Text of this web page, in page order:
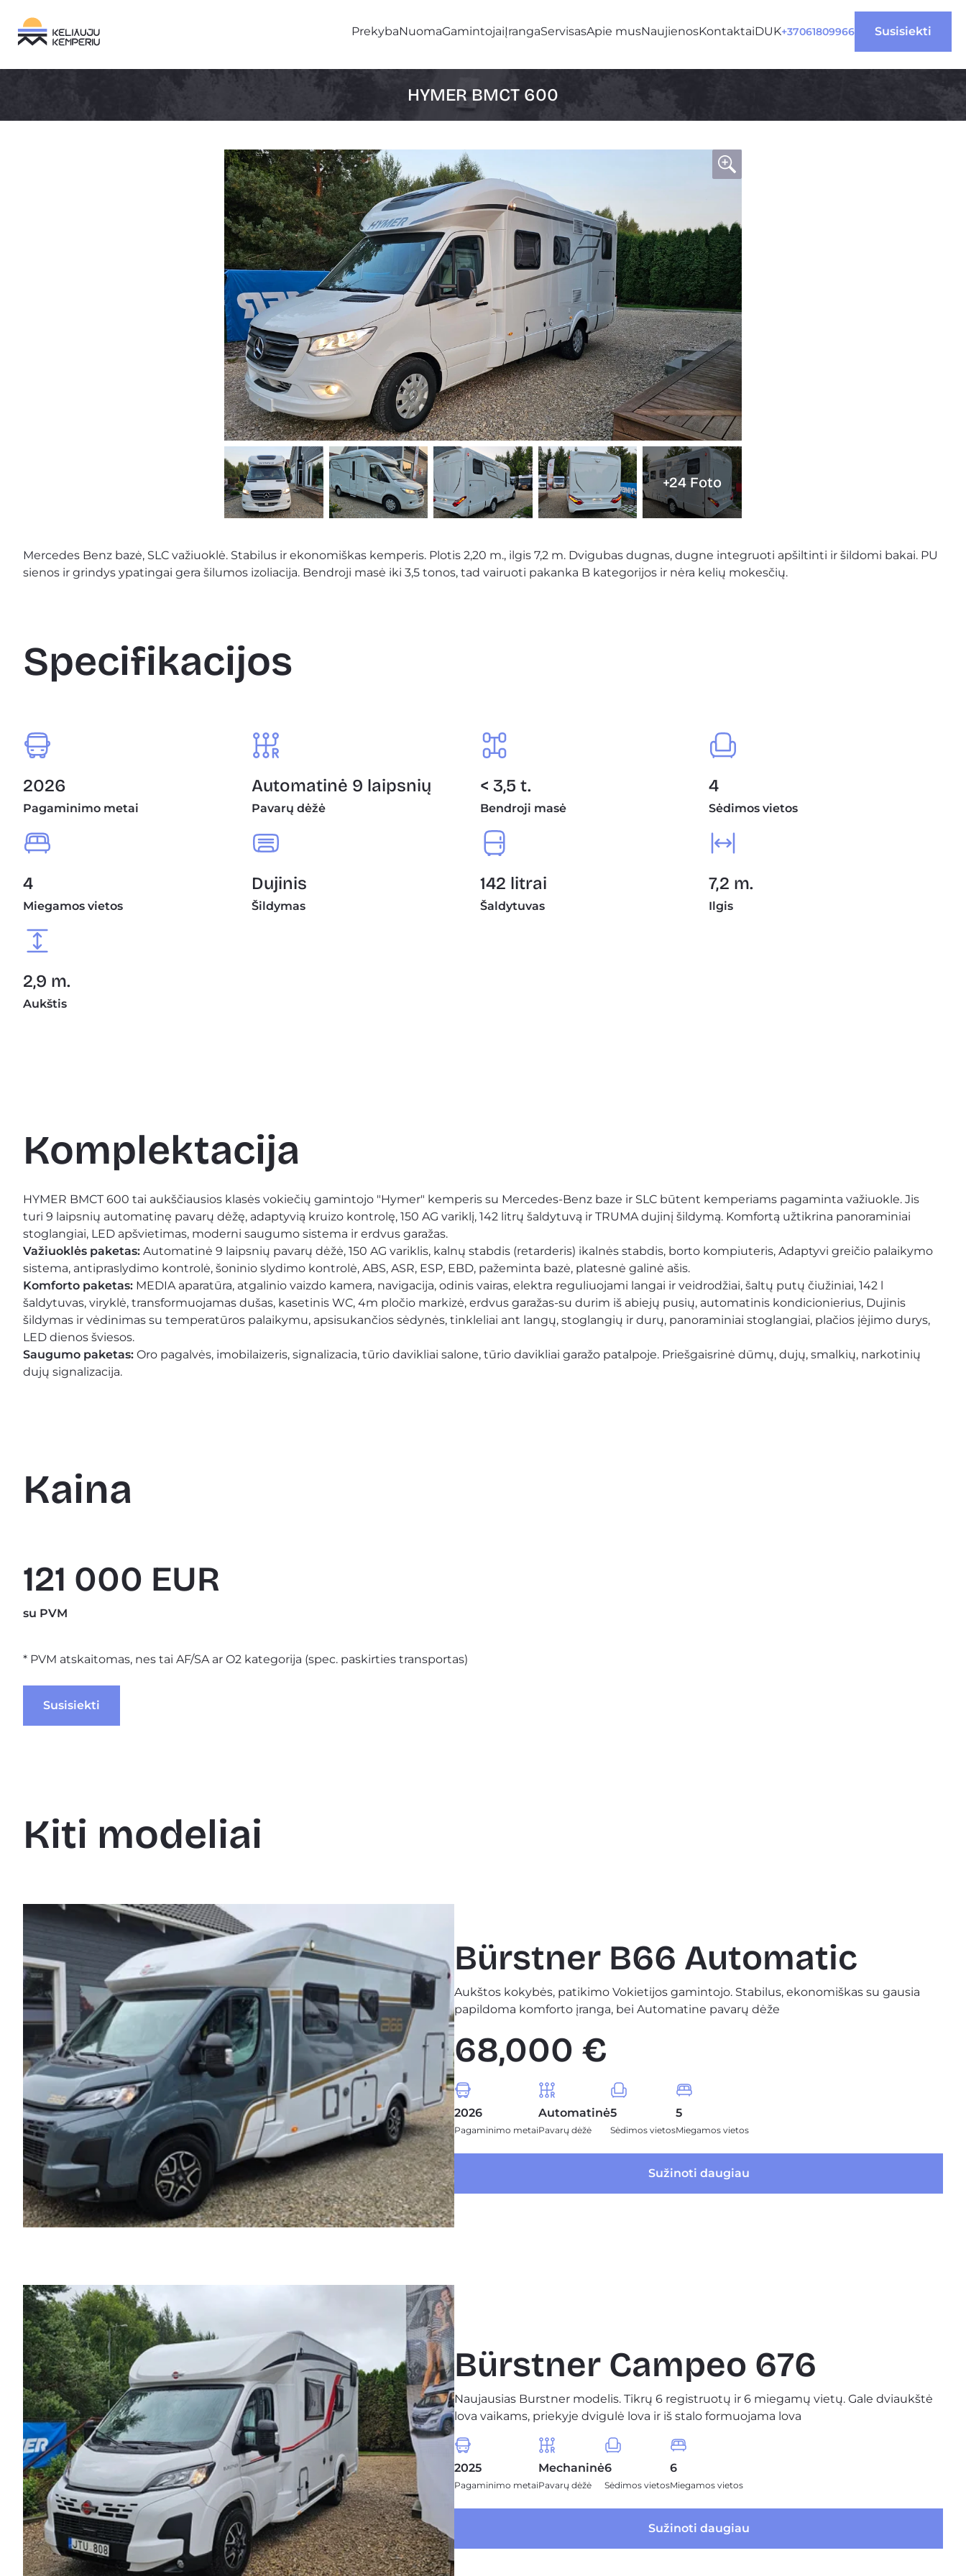
PrekybaNuomaGamintojaiĮrangaServisasApie musNaujienosKontaktaiDUK+37061809966 Susisiekti
HYMER BMCT 600
+24 Foto
Mercedes Benz bazė, SLC važiuoklė. Stabilus ir ekonomiškas kemperis. Plotis 2,20 m., ilgis 7,2 m. Dvigubas dugnas, dugne integruoti apšiltinti ir šildomi bakai. PU
sienos ir grindys ypatingai gera šilumos izoliacija. Bendroji masė iki 3,5 tonos, tad vairuoti pakanka B kategorijos ir nėra kelių mokesčių.
Specifikacijos
2026
Pagaminimo metai
Automatinė 9 laipsnių
Pavarų dėžė
< 3,5 t.
Bendroji masė
4
Sėdimos vietos
4
Miegamos vietos
Dujinis
Šildymas
142 litrai
Šaldytuvas
7,2 m.
Ilgis
2,9 m.
Aukštis
Komplektacija
HYMER BMCT 600 tai aukščiausios klasės vokiečių gamintojo "Hymer" kemperis su Mercedes-Benz baze ir SLC būtent kemperiams pagaminta važiuokle. Jis
turi 9 laipsnių automatinę pavarų dėžę, adaptyvią kruizo kontrolę, 150 AG variklį, 142 litrų šaldytuvą ir TRUMA dujinį šildymą. Komfortą užtikrina panoraminiai
stoglangiai, LED apšvietimas, moderni saugumo sistema ir erdvus garažas.
Važiuoklės paketas: Automatinė 9 laipsnių pavarų dėžė, 150 AG variklis, kalnų stabdis (retarderis) ikalnės stabdis, borto kompiuteris, Adaptyvi greičio palaikymo
sistema, antipraslydimo kontrolė, šoninio slydimo kontrolė, ABS, ASR, ESP, EBD, pažeminta bazė, platesnė galinė ašis.
Komforto paketas: MEDIA aparatūra, atgalinio vaizdo kamera, navigacija, odinis vairas, elektra reguliuojami langai ir veidrodžiai, šaltų putų čiužiniai, 142 l
šaldytuvas, viryklė, transformuojamas dušas, kasetinis WC, 4m pločio markizė, erdvus garažas-su durim iš abiejų pusių, automatinis kondicionierius, Dujinis
šildymas ir vėdinimas su temperatūros palaikymu, apsisukančios sėdynės, tinkleliai ant langų, stoglangių ir durų, panoraminiai stoglangiai, plačios įėjimo durys,
LED dienos šviesos.
Saugumo paketas: Oro pagalvės, imobilaizeris, signalizacia, tūrio davikliai salone, tūrio davikliai garažo patalpoje. Priešgaisrinė dūmų, dujų, smalkių, narkotinių
dujų signalizacija.
Kaina
121 000 EUR
su PVM
* PVM atskaitomas, nes tai AF/SA ar O2 kategorija (spec. paskirties transportas)
Susisiekti
Kiti modeliai
Bürstner B66 Automatic
Aukštos kokybės, patikimo Vokietijos gamintojo. Stabilus, ekonomiškas su gausia
papildoma komforto įranga, bei Automatine pavarų dėže
68,000 €
2026
Pagaminimo metai
Automatinė
Pavarų dėžė
5
Sėdimos vietos
5
Miegamos vietos
Sužinoti daugiau
Bürstner Campeo 676
Naujausias Burstner modelis. Tikrų 6 registruotų ir 6 miegamų vietų. Gale dviaukštė
lova vaikams, priekyje dvigulė lova ir iš stalo formuojama lova
2025
Pagaminimo metai
Mechaninė
Pavarų dėžė
6
Sėdimos vietos
6
Miegamos vietos
Sužinoti daugiau